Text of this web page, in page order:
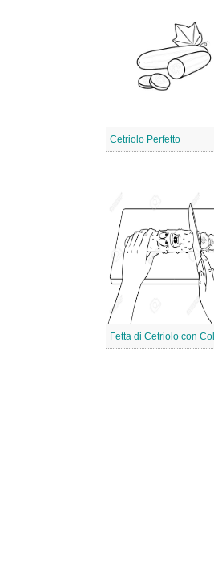
Cetriolo Perfetto
Fetta di Cetriolo con